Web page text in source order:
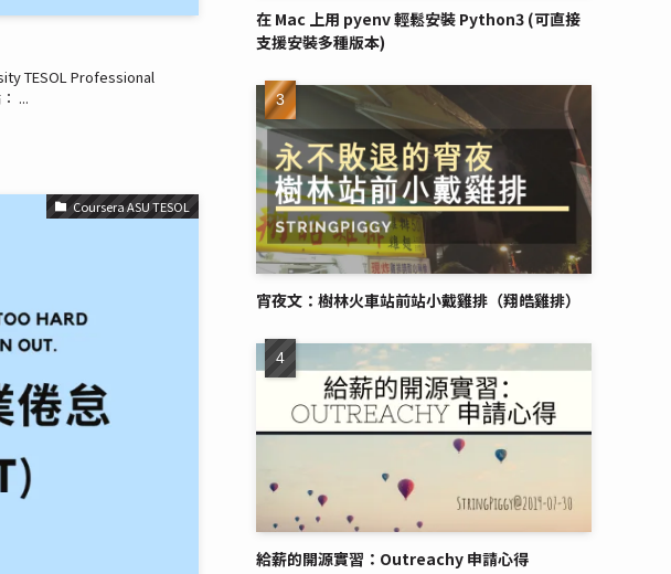
TESOL Professional
...
Coursera ASU TESOL
在 Mac 上用 pyenv 輕鬆安裝 Python3 (可直接
支援安裝多種版本)
宵夜文：樹林火車站前站小戴雞排（翔皓雞排）
給薪的開源實習：Outreachy 申請心得